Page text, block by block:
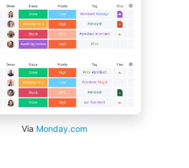
Via Monday.com